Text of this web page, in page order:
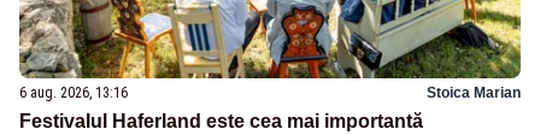
6 aug. 2026, 13:16 Stoica Marian
Festivalul Haferland este cea mai importantă